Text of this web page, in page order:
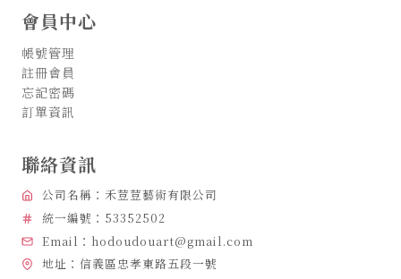
會員中心
帳號管理
註冊會員
忘記密碼
訂單資訊
聯絡資訊
公司名稱：禾荳荳藝術有限公司
統一編號：53352502
Email：hodoudouart@gmail.com
地址：信義區忠孝東路五段一號